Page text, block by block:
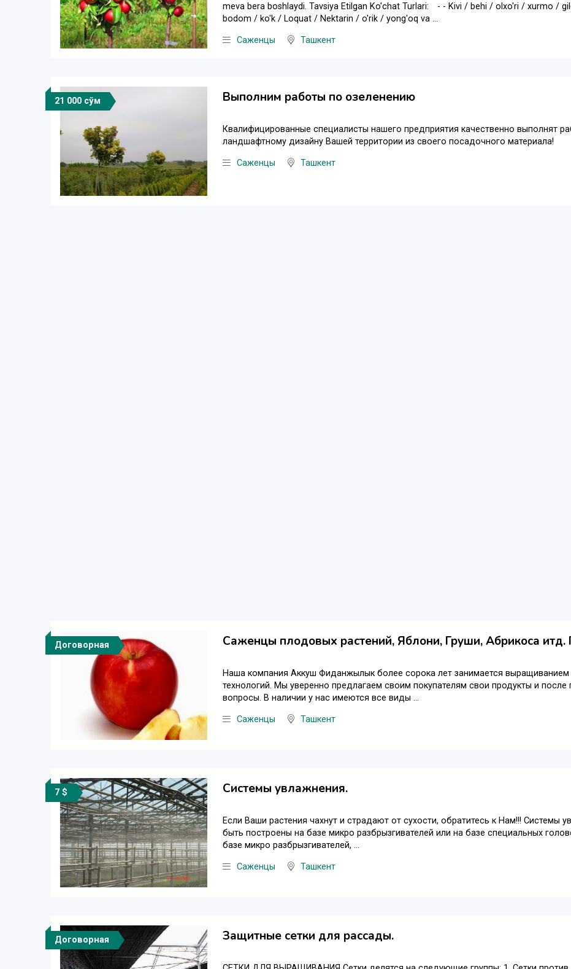
meva bera boshlaydi. Tavsiya Etilgan Ko'chat Turlari:⠀ - - Kivi / behi / olxo'ri / xurmo
bodom / ko'k / Loquat / Nektarin / o'rik / yong'oq va ...
Саженцы Ташкент
21 000 сўм Выполним работы по озеленению
Квалифицированные специалисты нашего предприятия качественно выполнят
ландшафтному дизайну Вашей территории из своего посадочного материала!
Саженцы Ташкент
Договорная Саженцы плодовых растений, Яблони, Груши, Абрикоса итд.
Наша компания Аккуш Фиданжылык более сорока лет занимается
технологий. Мы уверенно предлагаем своим покупателям свои продукты и
вопросы. В наличии у нас имеются все виды ...
Саженцы Ташкент
7 $ Системы увлажнения.
Если Ваши растения чахнут и страдают от сухости, обратитесь к Нам!!! Системы
быть построены на базе микро разбрызгивателей или на базе специальных
базе микро разбрызгивателей, ...
Саженцы Ташкент
Договорная Защитные сетки для рассады.